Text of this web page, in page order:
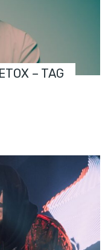
– TAG